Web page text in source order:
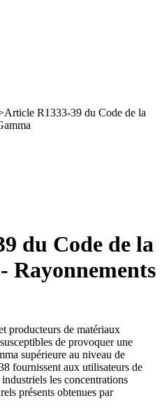
Article R1333-39 du Code de la
du Code de la
Rayonnements
producteurs de matériaux
de provoquer une
supérieure au niveau de
fournissent aux utilisateurs de
les concentrations
présents obtenues par